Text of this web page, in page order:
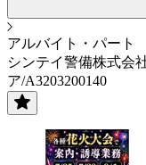
アルバイト・パート
シンテイ警備株式会
ア/A3203200140